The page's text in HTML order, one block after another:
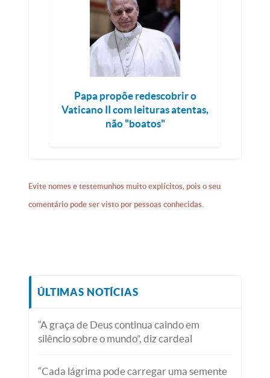
Papa propõe redescobrir o
Vaticano II com leituras atentas,
não "boatos"
Evite nomes e testemunhos muito explícitos, pois o seu
comentário pode ser visto por pessoas conhecidas.
ÚLTIMAS NOTÍCIAS
“A graça de Deus continua caindo em
silêncio sobre o mundo”, diz cardeal
“Cada lágrima pode carregar uma semente